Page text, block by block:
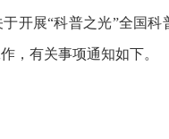
开展“科普之光”全国
，有关事项通知如下。